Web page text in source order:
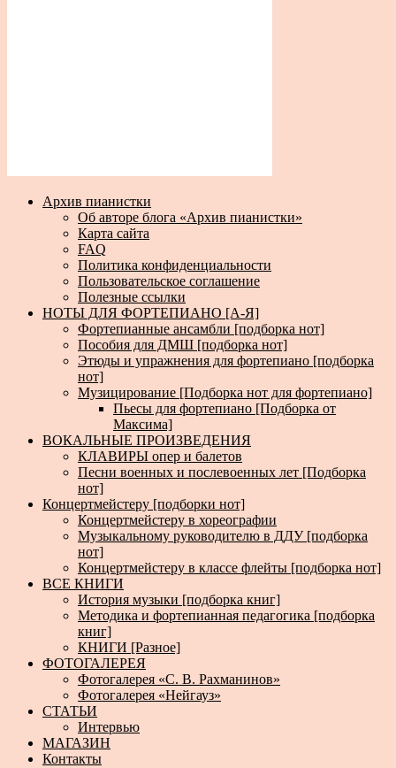
Архив пианистки
Об авторе блога «Архив пианистки»
Карта сайта
FAQ
Политика конфиденциальности
Пользовательское соглашение
Полезные ссылки
НОТЫ ДЛЯ ФОРТЕПИАНО [А-Я]
Фортепианные ансамбли [подборка нот]
Пособия для ДМШ [подборка нот]
Этюды и упражнения для фортепиано [подборка
нот]
Музицирование [Подборка нот для фортепиано]
Пьесы для фортепиано [Подборка от
Максима]
ВОКАЛЬНЫЕ ПРОИЗВЕДЕНИЯ
КЛАВИРЫ опер и балетов
Песни военных и послевоенных лет [Подборка
нот]
Концертмейстеру [подборки нот]
Концертмейстеру в хореографии
Музыкальному руководителю в ДДУ [подборка
нот]
Концертмейстеру в классе флейты [подборка нот]
ВСЕ КНИГИ
История музыки [подборка книг]
Методика и фортепианная педагогика [подборка
книг]
КНИГИ [Разное]
ФОТОГАЛЕРЕЯ
Фотогалерея «С. В. Рахманинов»
Фотогалерея «Нейгауз»
СТАТЬИ
Интервью
МАГАЗИН
Контакты